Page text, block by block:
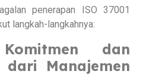
penerapan ISO 37001
langkah-langkahnya:
dan
dari Manajemen